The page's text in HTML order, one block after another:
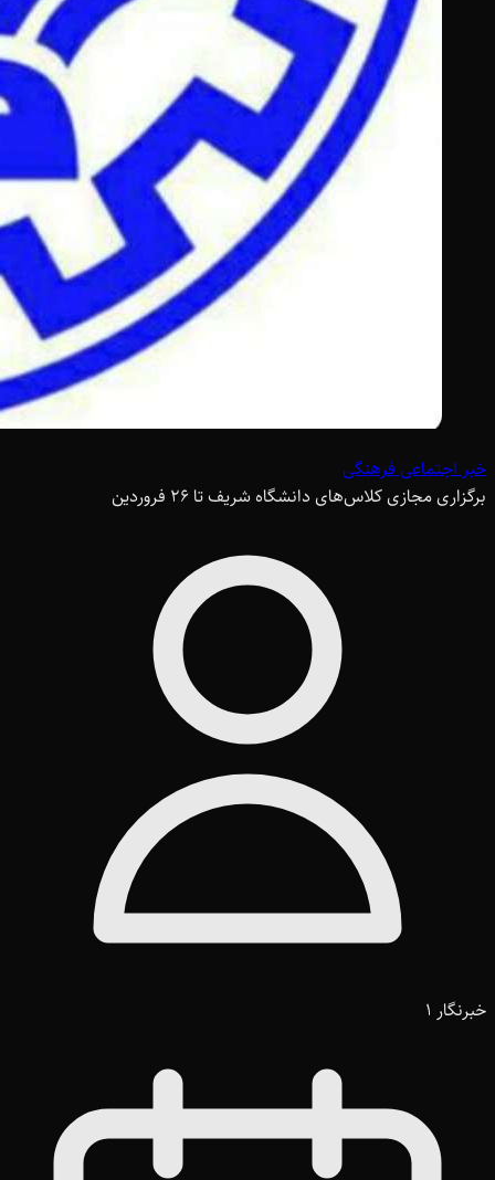
خبر اجتماعی فرهنگی
برگزاری مجازی کلاس‌های دانشگاه شریف تا 26 فروردین
خبرنگار 1